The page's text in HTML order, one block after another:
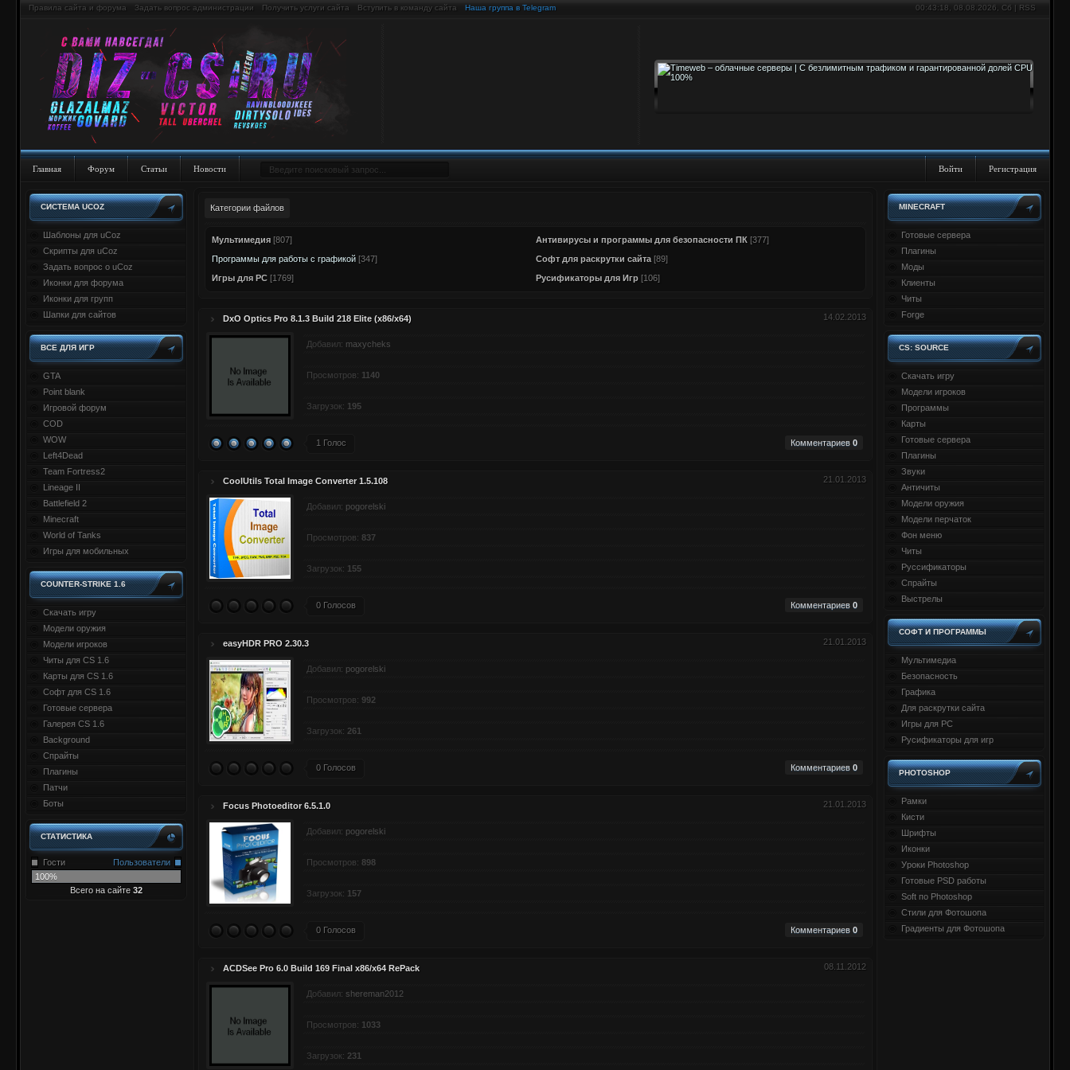
00:43:19 , 08.08.2026, Сб | RSS
Правила сайта и форума Задать вопрос администрации Получить услуги сайта Вступить в команду сайта Наша группа в Telegram
Войти Регистрация
Главная Форум Статьи Новости
MINECRAFT
Готовые сервера
Плагины
Моды
Клиенты
Читы
Forge
CS: SOURCE
Скачать игру
Модели игроков
Программы
Карты
Готовые сервера
Плагины
Звуки
Античиты
Модели оружия
Модели перчаток
Фон меню
Читы
Руссификаторы
Спрайты
Выстрелы
СОФТ И ПРОГРАММЫ
Мультимедиа
Безопасность
Графика
Для раскрутки сайта
Игры для PC
Русификаторы для игр
PHOTOSHOP
Рамки
Кисти
Шрифты
Иконки
Уроки Photoshop
Готовые PSD работы
Soft по Photoshop
Стили для Фотошопа
Градиенты для Фотошопа
СИСТЕМА UCOZ
Шаблоны для uCoz
Скрипты для uCoz
Задать вопрос о uCoz
Иконки для форума
Иконки для групп
Шапки для сайтов
ВСЕ ДЛЯ ИГР
GTA
Point blank
Игровой форум
COD
WOW
Left4Dead
Team Fortress2
Lineage II
Battlefield 2
Minecraft
World of Tanks
Игры для мобильных
COUNTER-STRIKE 1.6
Скачать игру
Модели оружия
Модели игроков
Читы для CS 1.6
Карты для CS 1.6
Софт для CS 1.6
Готовые сервера
Галерея CS 1.6
Background
Спрайты
Плагины
Патчи
Боты
СТАТИСТИКА
Пользователи
Гости
100%
Всего на сайте 32
Категории файлов
Мультимедия [807] Антивирусы и программы для безопасности ПК [377]
Программы для работы с графикой [347] Софт для раскрутки сайта [89]
Игры для PC [1769] Русификаторы для Игр [106]
14.02.2013
DxO Optics Pro 8.1.3 Build 218 Elite (x86/x64)
Добавил: maxycheks
Просмотров: 1140
Загрузок: 195
Комментариев 0
1 Голос
21.01.2013
CoolUtils Total Image Converter 1.5.108
Добавил: pogorelski
Просмотров: 837
Загрузок: 155
Комментариев 0
0 Голосов
21.01.2013
easyHDR PRO 2.30.3
Добавил: pogorelski
Просмотров: 992
Загрузок: 261
Комментариев 0
0 Голосов
21.01.2013
Focus Photoeditor 6.5.1.0
Добавил: pogorelski
Просмотров: 898
Загрузок: 157
Комментариев 0
0 Голосов
08.11.2012
ACDSee Pro 6.0 Build 169 Final x86/x64 RePack
Добавил: shereman2012
Просмотров: 1033
Загрузок: 231